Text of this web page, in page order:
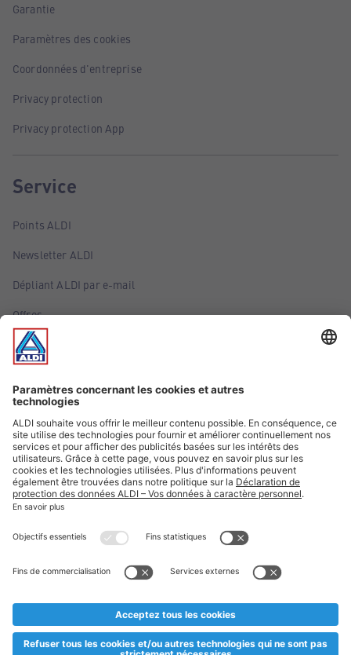
Garantie
Paramètres des cookies
Coordonnées d'entreprise
Privacy protection
Privacy protection App
Service
Points ALDI
Newsletter ALDI
Dépliant ALDI par e-mail
Offres
Infos essentielles
Suivez ALDI Luxembourg
Textes marqués d'un astérisque et mentions légales
esoulaang bis de Stock eidel ass. Mir soen Iech Merci fir Äert
Planifikatioun ausverkaaft sollte sinn. De VALORLUX-Präis an
** Op dësem Site huet d'Benotze vun der männlecher Form eng
besser Liesbarkeet am Sënn an huet keng diskriminéierend